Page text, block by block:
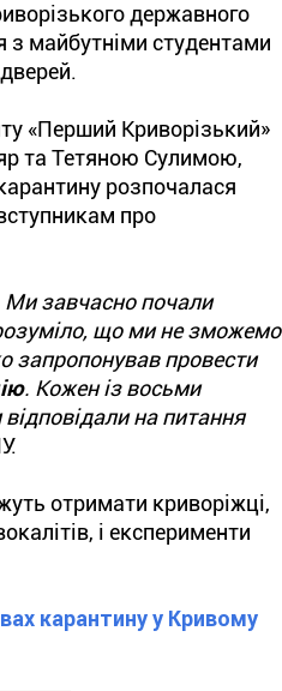
державного
з майбутніми студентами
«Перший Криворізький»
та Тетяною Сулимою,
розпочалася
про
Ми завчасно почали
що ми не зможемо
запропонував провести
. Кожен із восьми
на питання
отримати криворіжці,
і експерименти
карантину у Кривому